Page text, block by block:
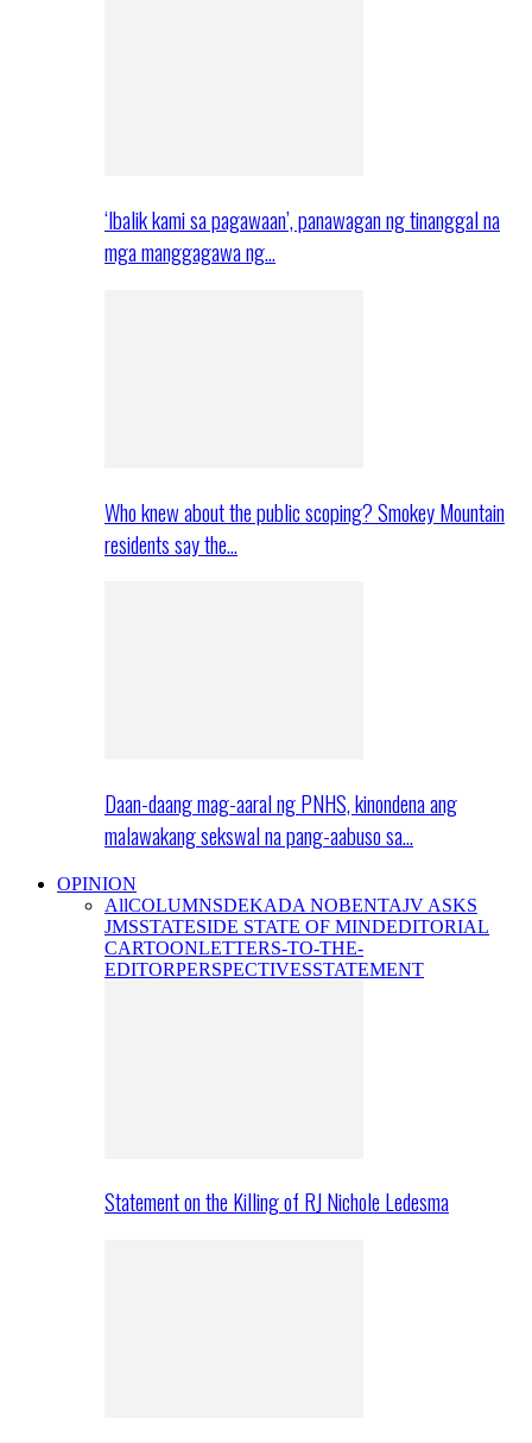
‘Ibalik kami sa pagawaan’, panawagan ng tinanggal na
mga manggagawa ng…
Who knew about the public scoping? Smokey Mountain
residents say the…
Daan-daang mag-aaral ng PNHS, kinondena ang
malawakang sekswal na pang-aabuso sa…
OPINION
AllCOLUMNSDEKADA NOBENTAJV ASKS
JMSSTATESIDE STATE OF MINDEDITORIAL
CARTOONLETTERS-TO-THE-
EDITORPERSPECTIVESSTATEMENT
Statement on the Killing of RJ Nichole Ledesma